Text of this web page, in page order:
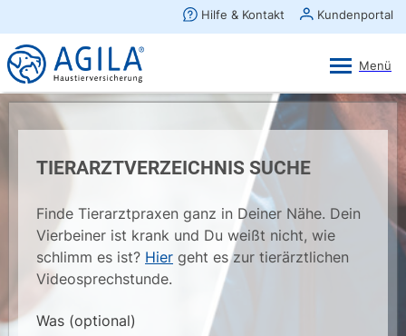
TIERARZTVERZEICHNIS SUCHE
Finde Tierarztpraxen ganz in Deiner Nähe. Dein
Vierbeiner ist krank und Du weißt nicht, wie
schlimm es ist? Hier geht es zur tierärztlichen
Videosprechstunde.
Was (optional)
×
AGILA Kunden-App
Gratis - Im Play Store laden
Ansehen